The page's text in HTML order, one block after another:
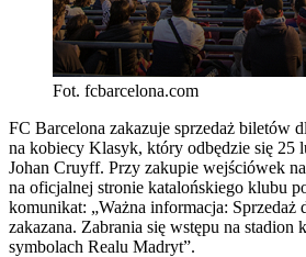
Fot. fcbarcelona.com
FC Barcelona zakazuje sprzedaż biletów
na kobiecy Klasyk, który odbędzie się 25
Johan Cruyff. Przy zakupie wejściówek
na oficjalnej stronie katalońskiego klubu
komunikat: „Ważna informacja:
zakazana. Zabrania się wstępu na
symbolach Realu Madryt”.